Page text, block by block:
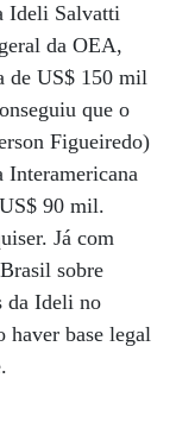
Ideli Salvatti
da OEA,
de US$ 150 mil
que o
Figueiredo)
Interamericana
90 mil.
Já com
sobre
da Ideli no
haver base legal